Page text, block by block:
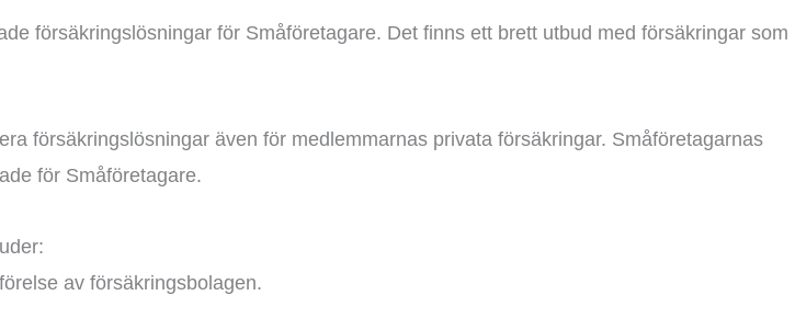
försäkringslösningar för Småföretagare. Det finns ett brett utbud med försäkringar som
försäkringslösningar även för medlemmarnas privata försäkringar. Småföretagarnas
för Småföretagare.
av försäkringsbolagen.